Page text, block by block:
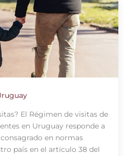
El Régimen de visitas de
en Uruguay responde a
en normas
país en el artículo 38 del